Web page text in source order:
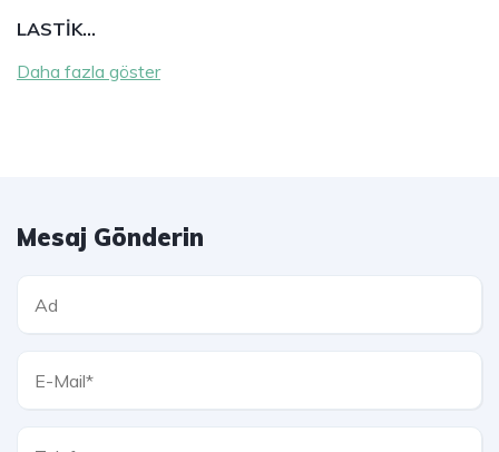
LASTİK…
Daha fazla göster
Mesaj Gönderin